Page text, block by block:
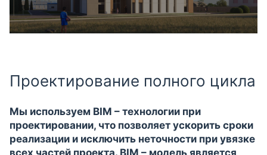
Проектирование полного цикла
Мы используем BIM – технологии при
проектировании, что позволяет ускорить сроки
реализации и исключить неточности при увязке